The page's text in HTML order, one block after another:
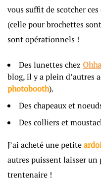
vous suffit de scotcher
(celle pour brochettes
sont opérationnels !
Des lunettes chez
blog, il y a plein d’autres
photobooth).
Des chapeaux et
Des colliers et
J’ai acheté une petite
autres puissent laisser un
trentenaire !